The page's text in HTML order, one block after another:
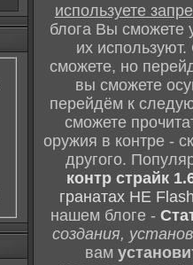
используете
блога Вы сможете
их
сможете, но
вы сможете
перейдём к
сможете
оружия в контре -
другого.
контр страйк
гранатах HE
нашем блоге -
создания,
вам